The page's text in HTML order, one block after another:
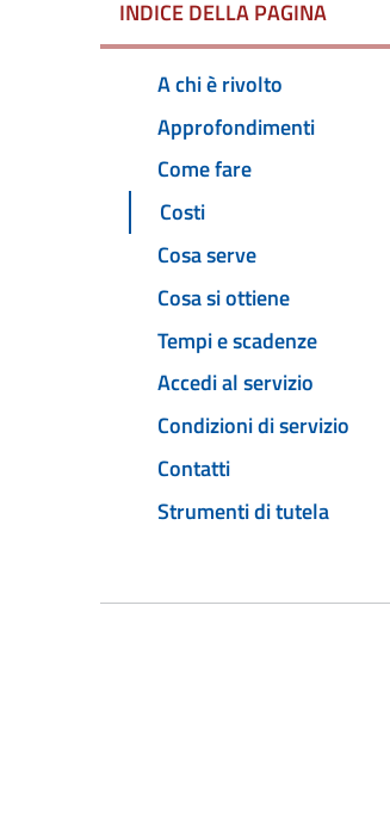
INDICE DELLA PAGINA
A chi è rivolto
Approfondimenti
Come fare
Costi
Cosa serve
Cosa si ottiene
Tempi e scadenze
Accedi al servizio
Condizioni di servizio
Contatti
Strumenti di tutela